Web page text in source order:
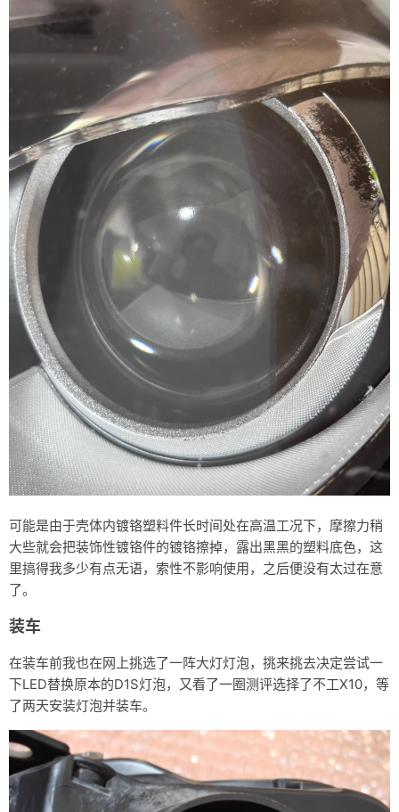
可能是由于壳体内镀铬塑料件长时间处在高温工况下，摩擦力稍
大些就会把装饰性镀铬件的镀铬擦掉，露出黑黑的塑料底色，这
里搞得我多少有点无语，索性不影响使用，之后便没有太过在意
了。
装车
在装车前我也在网上挑选了一阵大灯灯泡，挑来挑去决定尝试一
下LED替换原本的D1S灯泡，又看了一圈测评选择了不工X10，等
了两天安装灯泡并装车。